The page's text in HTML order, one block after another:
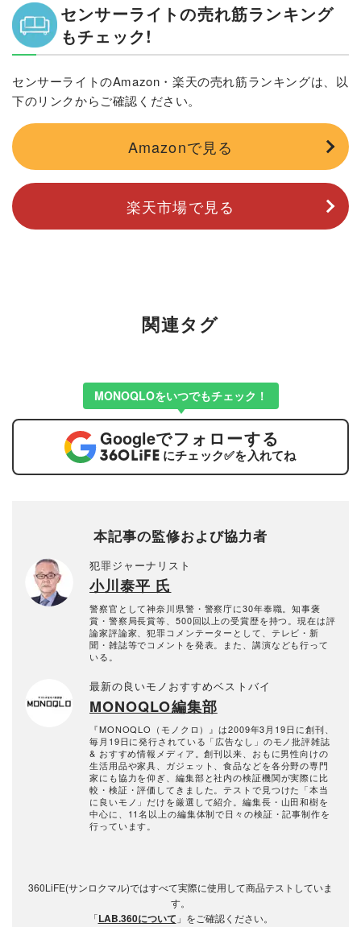
センサーライトの売れ筋ランキング
もチェック!
センサーライトのAmazon・楽天の売れ筋ランキングは、以
下のリンクからご確認ください。
Amazonで見る
楽天市場で見る
関連タグ
MONOQLOをいつでもチェック！
Googleでフォローする
にチェック✅を入れてね
本記事の監修および協力者
犯罪ジャーナリスト
小川泰平 氏
警察官として神奈川県警・警察庁に30年奉職。知事褒
賞・警察局長賞等、500回以上の受賞歴を持つ。現在は評
論家評論家、犯罪コメンテーターとして、テレビ・新
聞・雑誌等でコメントを発表。また、講演なども行って
いる。
最新の良いモノおすすめベストバイ
MONOQLO編集部
『MONOQLO（モノクロ）』は2009年3月19日に創刊、
毎月19日に発行されている「広告なし」のモノ批評雑誌
& おすすめ情報メディア。創刊以来、おもに男性向けの
生活用品や家具、ガジェット、食品などを各分野の専門
家にも協力を仰ぎ、編集部と社内の検証機関が実際に比
較・検証・評価してきました。テストで見つけた「本当
に良いモノ」だけを厳選して紹介。編集長・山田和樹を
中心に、11名以上の編集体制で日々の検証・記事制作を
行っています。
360LiFE(サンロクマル)ではすべて実際に使用して商品テストしていま
す。
「LAB.360について 」をご確認ください。